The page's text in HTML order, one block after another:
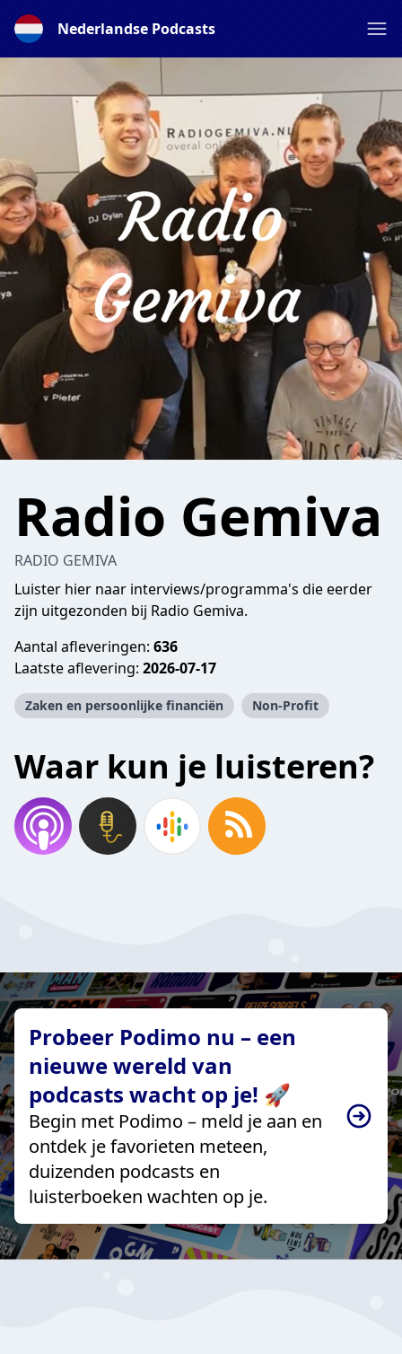
Nederlandse Podcasts
Radio Gemiva
RADIO GEMIVA
Luister hier naar interviews/programma's die eerder
zijn uitgezonden bij Radio Gemiva.
Aantal afleveringen: 636
Laatste aflevering: 2026-07-17
Zaken en persoonlijke financiën Non-Profit
Waar kun je luisteren?
Probeer Podimo nu – een
nieuwe wereld van
podcasts wacht op je! 🚀
Begin met Podimo – meld je aan en
ontdek je favorieten meteen,
duizenden podcasts en
luisterboeken wachten op je.